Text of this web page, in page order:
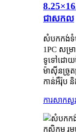
ជាសកល
សំបកកង់ទំ
1PC សម្រ
ទូទៅដោយ
ម៉ាស៊ីនច្រូ
កាន់អឺរ៉ុប
ការសាកសួរ